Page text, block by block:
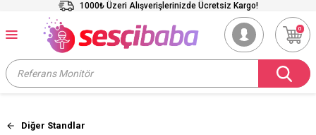
1000₺ Üzeri Alışverişlerinizde Ücretsiz Kargo!
0
Diğer Standlar